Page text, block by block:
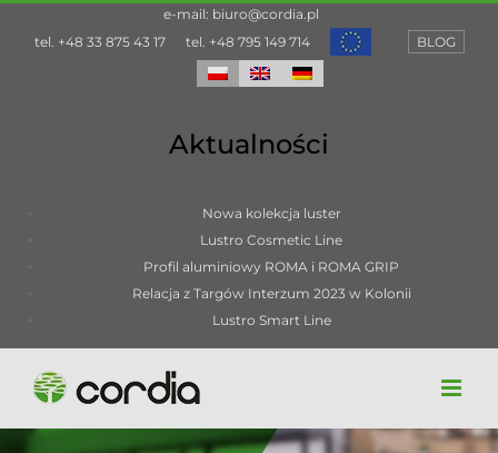
e-mail: biuro@cordia.pl
tel. +48 33 875 43 17 tel. +48 795 149 714 BLOG
Aktualności
Nowa kolekcja luster
Lustro Cosmetic Line
Profil aluminiowy ROMA i ROMA GRIP
Relacja z Targów Interzum 2023 w Kolonii
Lustro Smart Line